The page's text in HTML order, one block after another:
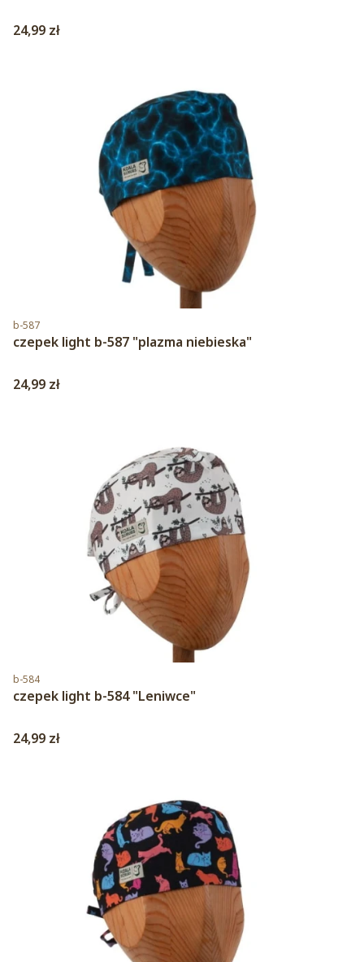
Cena
24,99 zł
Kod produktu
b-587
czepek light b-587 "plazma niebieska"
Cena
24,99 zł
Kod produktu
b-584
czepek light b-584 "Leniwce"
Cena
24,99 zł